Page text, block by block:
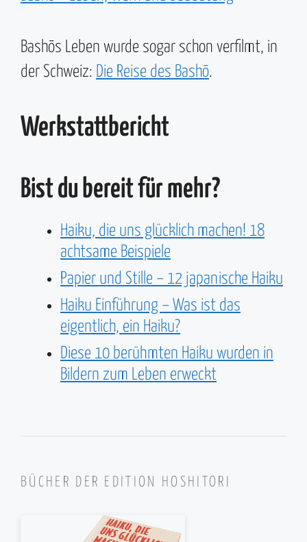
Bashōs Leben wurde sogar schon verfilmt, in
der Schweiz: Die Reise des Bashō.
Werkstattbericht
Bist du bereit für mehr?
Haiku, die uns glücklich machen! 18
achtsame Beispiele
Papier und Stille – 12 japanische Haiku
Haiku Einführung – Was ist das
eigentlich, ein Haiku?
Diese 10 berühmten Haiku wurden in
Bildern zum Leben erweckt
BÜCHER DER EDITION HOSHITORI